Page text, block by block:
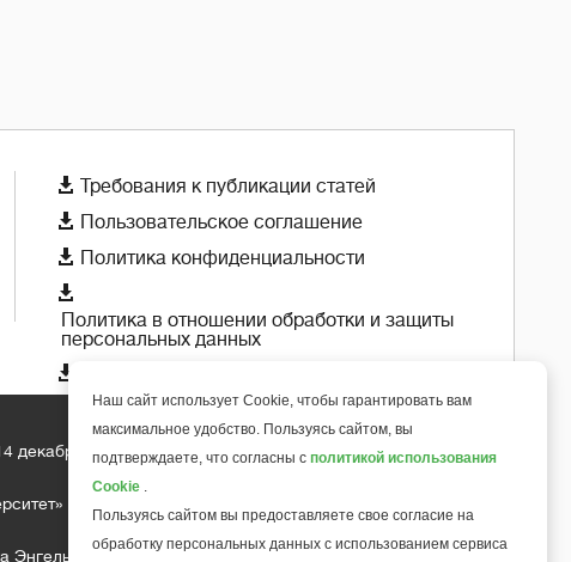
 Требования к публикации статей
 Пользовательское соглашение
 Политика конфиденциальности

Политика в отношении обработки и защиты
персональных данных

декабря 2018 года
Энгельса д.10, офис 211
6+
Наш сайт использует Cookie, чтобы гарантировать вам
максимальное удобство. Пользуясь сайтом, вы
подтверждаете, что согласны с политикой использования
Cookie .
Пользуясь сайтом вы предоставляете свое согласие на
обработку персональных данных с использованием сервиса